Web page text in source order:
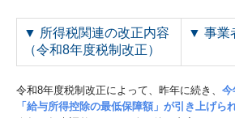
業務案内
デジタル化支援
▼ 所得税関連の改正内容
（令和8年度税制改正）
▼ 事業
令和8年度税制改正によって、昨年に続き、 今
「給与所得控除の最低保障額」が引き上げら